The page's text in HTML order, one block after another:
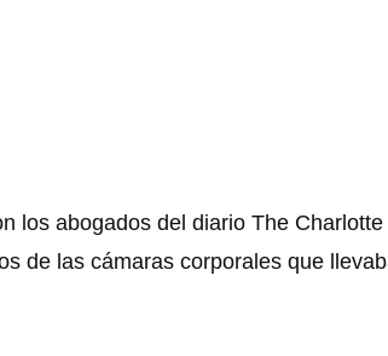
los abogados del diario The
de las cámaras corporales que